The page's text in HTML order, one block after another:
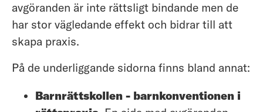
avgöranden är inte rättsligt bindande men de
har stor vägledande effekt och bidrar till att
skapa praxis.
På de underliggande sidorna finns bland annat:
Barnrättskollen - barnkonventionen i